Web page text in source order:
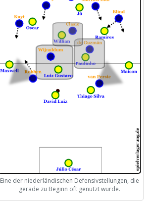
Eine der niederländischen Defensivstellungen, die
gerade zu Beginn oft genutzt wurde.